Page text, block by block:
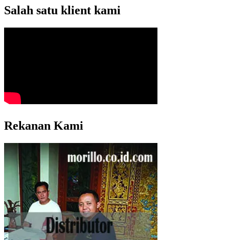
Salah satu klient kami
Rekanan Kami